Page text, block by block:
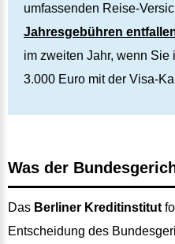
umfassenden Reise-
Jahresgebühren
im zweiten Jahr, wenn Sie
3.000 Euro mit der Visa-
Was der
Das Berliner Kreditinstitut
Entscheidung des